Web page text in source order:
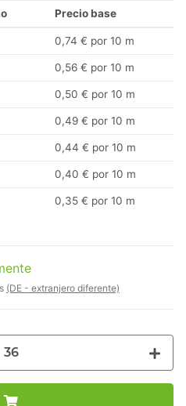
Precio base
0,74 € por 10 m
0,56 € por 10 m
0,50 € por 10 m
0,49 € por 10 m
0,44 € por 10 m
0,40 € por 10 m
0,35 € por 10 m
(DE - extranjero diferente)